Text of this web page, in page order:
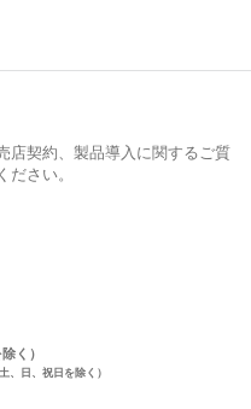
店契約、製品導入に関するご質
さい。
く）
日、祝日を除く）